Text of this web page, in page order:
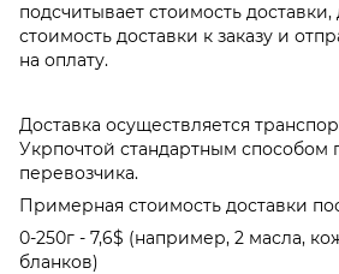
подсчитывает стоимость доставки,
стоимость доставки к заказу и
на оплату.
Доставка осуществляется
Укрпочтой стандартным способом
перевозчика.
Примерная стоимость доставки
0-250г - 7,6$ (например, 2 масла,
бланков)